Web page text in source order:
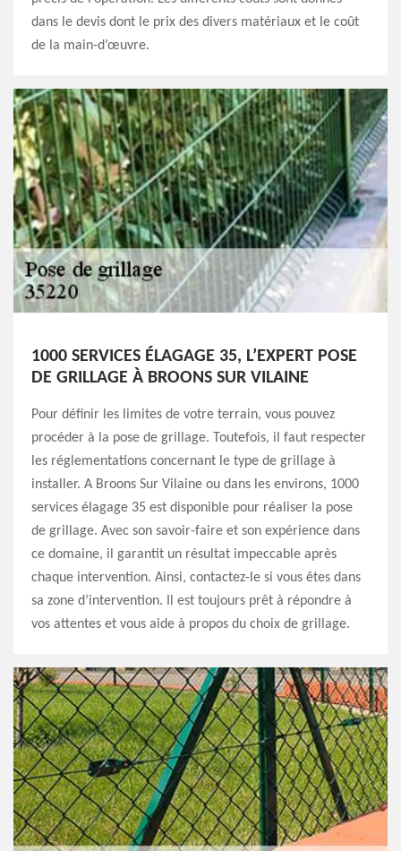
dans le devis dont le prix des divers matériaux et le coût
de la main-d’œuvre.
1000 SERVICES ÉLAGAGE 35, L’EXPERT POSE
DE GRILLAGE À BROONS SUR VILAINE
Pour définir les limites de votre terrain, vous pouvez
procéder à la pose de grillage. Toutefois, il faut respecter
les réglementations concernant le type de grillage à
installer. A Broons Sur Vilaine ou dans les environs, 1000
services élagage 35 est disponible pour réaliser la pose
de grillage. Avec son savoir-faire et son expérience dans
ce domaine, il garantit un résultat impeccable après
chaque intervention. Ainsi, contactez-le si vous êtes dans
sa zone d’intervention. Il est toujours prêt à répondre à
vos attentes et vous aide à propos du choix de grillage.